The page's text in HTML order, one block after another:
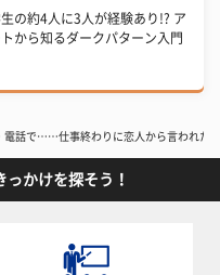
の約4人に3人が経験あり!? ア
トから知るダークパターン入門
電話で……仕事終わりに恋人から言われた
かけを探そう！